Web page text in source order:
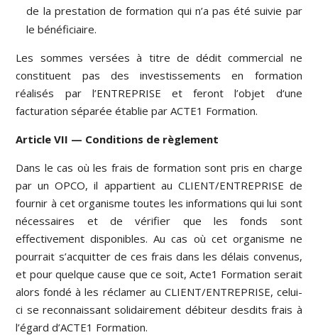
de la prestation de formation qui n’a pas été suivie par
le bénéficiaire.
Les sommes versées à titre de dédit commercial ne
constituent pas des investissements en formation
réalisés par l’ENTREPRISE et feront l’objet d‘une
facturation séparée établie par ACTE1 Formation.
Article VII — Conditions de règlement
Dans le cas où les frais de formation sont pris en charge
par un OPCO, il appartient au CLIENT/ENTREPRISE de
fournir à cet organisme toutes les informations qui lui sont
nécessaires et de vérifier que les fonds sont
effectivement disponibles. Au cas où cet organisme ne
pourrait s’acquitter de ces frais dans les délais convenus,
et pour quelque cause que ce soit, Acte1 Formation serait
alors fondé à les réclamer au CLIENT/ENTREPRISE, celui-
ci se reconnaissant solidairement débiteur desdits frais à
l’égard d’ACTE1 Formation.